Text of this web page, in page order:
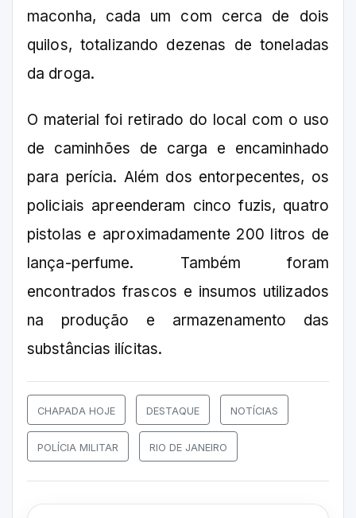
maconha, cada um com cerca de dois
quilos, totalizando dezenas de toneladas
da droga.
O material foi retirado do local com o uso
de caminhões de carga e encaminhado
para perícia. Além dos entorpecentes, os
policiais apreenderam cinco fuzis, quatro
pistolas e aproximadamente 200 litros de
lança-perfume. Também foram
encontrados frascos e insumos utilizados
na produção e armazenamento das
substâncias ilícitas.
CHAPADA HOJE DESTAQUE NOTÍCIAS
POLÍCIA MILITAR RIO DE JANEIRO